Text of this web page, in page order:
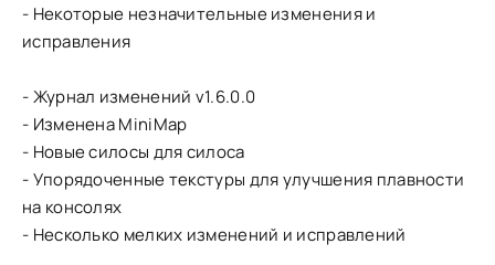
- Некоторые незначительные изменения и
исправления
- Журнал изменений v1.6.0.0
- Изменена MiniMap
- Новые силосы для силоса
- Упорядоченные текстуры для улучшения плавности
на консолях
- Несколько мелких изменений и исправлений